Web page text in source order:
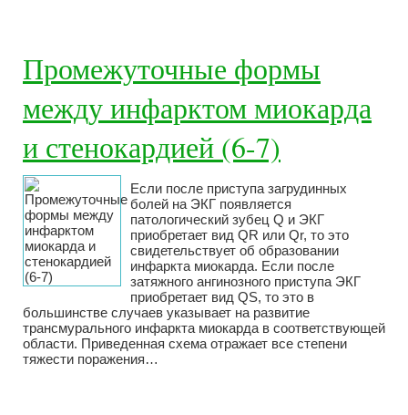
Промежуточные формы
между инфарктом миокарда
и стенокардией (6-7)
Если после приступа загрудинных
болей на ЭКГ появляется
патологический зубец Q и ЭКГ
приобретает вид QR или Qr, то это
свидетельствует об образовании
инфаркта миокарда. Если после
затяжного ангинозного приступа ЭКГ
приобретает вид QS, то это в
большинстве случаев указывает на развитие
трансмурального инфаркта миокарда в соответствующей
области. Приведенная схема отражает все степени
тяжести поражения…